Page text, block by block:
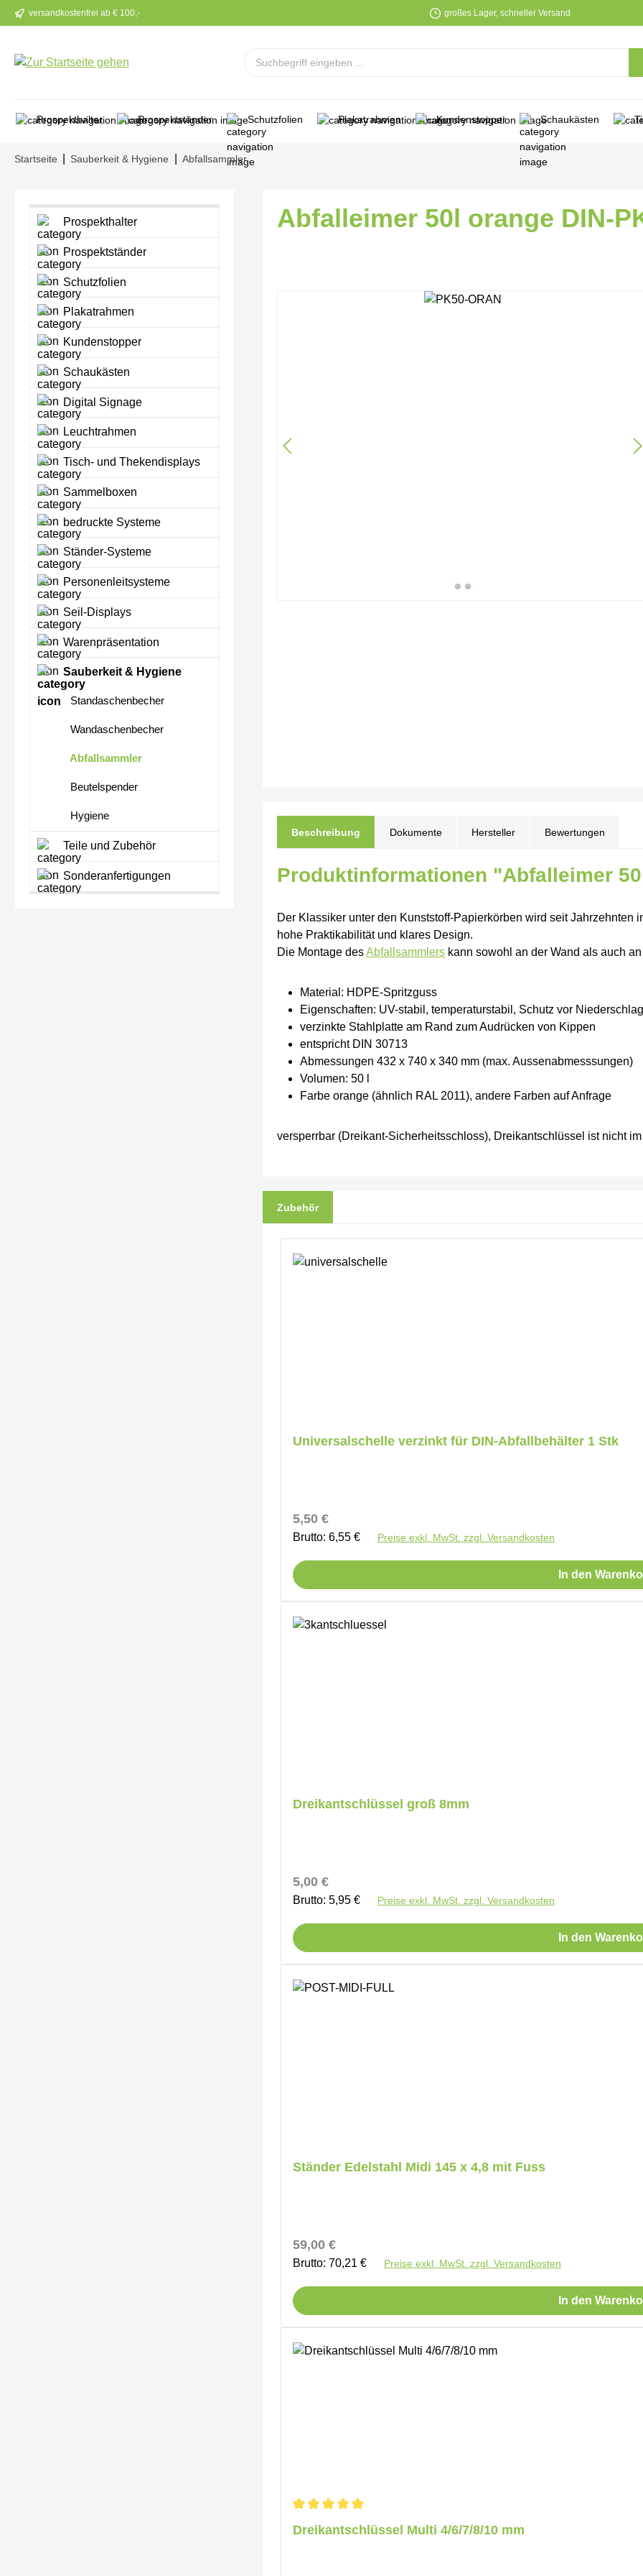
Hauptinhalt springen
Zur Suche springen
Zur Hauptnavigation springen
versandkostenfrei ab € 100,- großes Lager, schneller Versand
Prospekthalter Prospektständer Schutzfolien Plakatrahmen Kundenstopper Schaukästen
Startseite Sauberkeit & Hygiene Abfallsammler
Prospekthalter
Prospektständer
Schutzfolien
Plakatrahmen
Kundenstopper
Schaukästen
Digital Signage
Leuchtrahmen
Tisch- und Thekendisplays
Sammelboxen
bedruckte Systeme
Ständer-Systeme
Personenleitsysteme
Seil-Displays
Warenpräsentation
Sauberkeit & Hygiene
Standaschenbecher
Wandaschenbecher
Abfallsammler
Beutelspender
Hygiene
Teile und Zubehör
Sonderanfertigungen
Abfalleimer 50l orange DIN-
Beschreibung Dokumente Hersteller Bewertungen
Produktinformationen "Abfalleimer
Der Klassiker unter den Kunststoff-Papierkörben wird seit Jahrzehnten
hohe Praktikabilität und klares Design.
Die Montage desAbfallsammlers kann sowohl an der Wand als auch
Material: HDPE-Spritzguss
Eigenschaften: UV-stabil, temperaturstabil, Schutz vor
verzinkte Stahlplatte am Rand zum Audrücken von Kippen
entspricht DIN 30713
Abmessungen 432 x 740 x 340 mm (max. Aussenabmesssungen)
Volumen: 50 l
Farbe orange (ähnlich RAL 2011), andere Farben auf Anfrage
versperrbar (Dreikant-Sicherheitsschloss), Dreikantschlüssel ist nicht
Zubehör
Universalschelle verzinkt für DIN-Abfallbehälter 1 Stk
Regulärer Preis:
5,50 €
Brutto: 6,55 € Preise exkl. MwSt. zzgl. Versandkosten
In den
Dreikantschlüssel groß 8mm
Regulärer Preis:
5,00 €
Brutto: 5,95 € Preise exkl. MwSt. zzgl. Versandkosten
In den
Ständer Edelstahl Midi 145 x 4,8 mit Fuss
Regulärer Preis:
59,00 €
Brutto: 70,21 € Preise exkl. MwSt. zzgl. Versandkosten
In den
Dreikantschlüssel Multi 4/6/7/8/10 mm